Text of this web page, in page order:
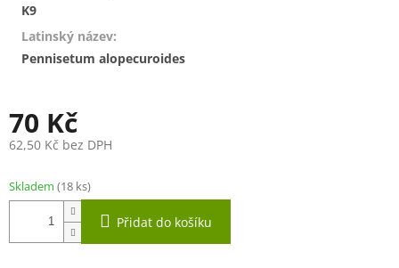
K9
Latinský název:
Pennisetum alopecuroides
70 Kč
62,50 Kč bez DPH
cena:
Skladem (18 ks)
Přidat do košíku